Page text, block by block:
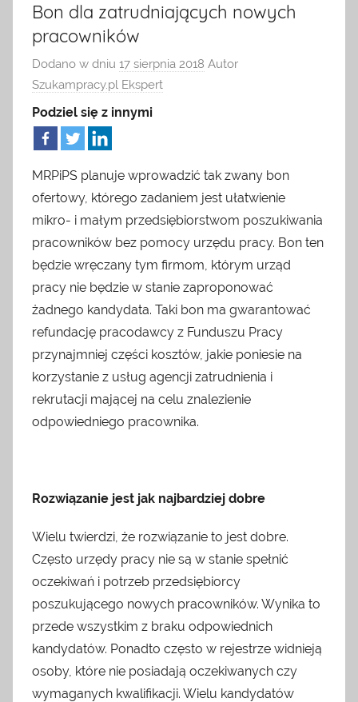
HR
dla
pracodawcy
ogłoszeniami
znaleźć
artykuły
dziedziny
zarządzania,
ofert
granicą
oraz
inne
ciekawostki.
Bon dla zatrudniających nowych
pracowników
Dodano w dniu 17 sierpnia 2018 Autor
Szukampracy.pl Ekspert
Podziel się z innymi
MRPiPS planuje wprowadzić tak zwany bon
ofertowy, którego zadaniem jest ułatwienie
mikro- i małym przedsiębiorstwom poszukiwania
pracowników bez pomocy urzędu pracy. Bon ten
będzie wręczany tym firmom, którym urząd
pracy nie będzie w stanie zaproponować
żadnego kandydata. Taki bon ma gwarantować
refundację pracodawcy z Funduszu Pracy
przynajmniej części kosztów, jakie poniesie na
korzystanie z usług agencji zatrudnienia i
rekrutacji mającej na celu znalezienie
odpowiedniego pracownika.
Rozwiązanie jest jak najbardziej dobre
Wielu twierdzi, że rozwiązanie to jest dobre.
Często urzędy pracy nie są w stanie spełnić
oczekiwań i potrzeb przedsiębiorcy
poszukującego nowych pracowników. Wynika to
przede wszystkim z braku odpowiednich
kandydatów. Ponadto często w rejestrze widnieją
osoby, które nie posiadają oczekiwanych czy
wymaganych kwalifikacji. Wielu kandydatów